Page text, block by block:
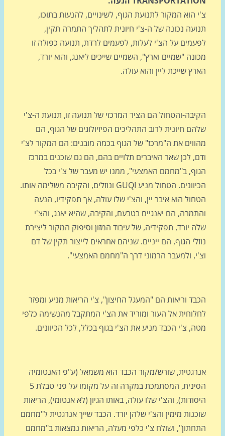
הוא המקור לתנועת הגוף, לשינויים, להנעות בתוכו,
נכונה של ה-צ'י חיונית לתהליך התמרה תקין,
על הצ'י לעלות, לפעמים לרדת, תנועה כפולה זו
"שמיים וארץ", השמיים שייכים ליאנג, והוא יורד,
שייכת ליין והוא עולה.
והטחול הם הציר המרכזי של תנועה זו, תנועת ה-צ'י
חיונית לרוב התהליכים הפיזיולוגים של הגוף, הם
את ה"מרכז" של הגוף בכמה מובנים: הם המקור לצ'י
לכן שאר האיברים תלויים בהם, הם גם שוכנים במרכז
ב"מחמם האמצעי", ממנו יש מעבר של צ'י בכל
הכיוונים. הטחול מניע GUQI ונוזלים, והקיבה משלימה אותו.
הוא איבר יין, והצ'י שלו עולה, אך תפקידיו, הנעה
הם יאנגיים בטבעם, והקיבה, שהיא יאנג, והצ'י
יורד, תפקידיה, של עיבוד המזון וסיפוק המקור ליצירת
הגוף, הם ייניים. שניהם אחראים לייצור תקין של דם
ולמעבר הרמוני דרך ה"מחמם האמצעי".
וריאות הם "המעגל החיצון", צ'י הריאות מניע ומפזר
אל העור ומוריד את הצ'י המתקבל מהנשימה כלפי
צ'י הכבד מניע את הצ'י בגוף בכלל, לכל הכיוונים.
שורש/מקור הכבד הוא משמאל (ע"פ האנטומיה
הסינית, המסתמכת במקרה זה על מקומו על פני טבלת 5
והצ'י שלו עולה, באותו הגיון (לא אנטומי), הריאות
מימין והצ'י שלהן יורד. הכבד שייך אנרגטית ל"מחמם
ושולח צ'י כלפי מעלה, הריאות נמצאות ב"מחמם